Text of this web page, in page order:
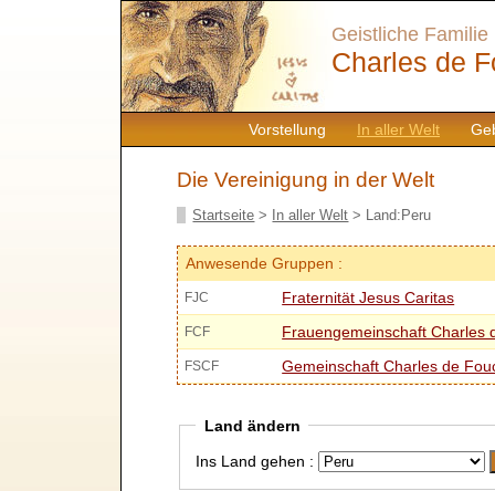
Vorstellung In aller Welt
Geistliche Familie
Charles de
Die Vereinigung in der Welt
Startseite > In aller Welt > Land:Peru
Anwesende Gruppen :
FJC Fraternität Jesus Caritas
FCF Frauengemeinschaft Charles
FSCF Gemeinschaft Charles de
Land ändern
Ins Land gehen :